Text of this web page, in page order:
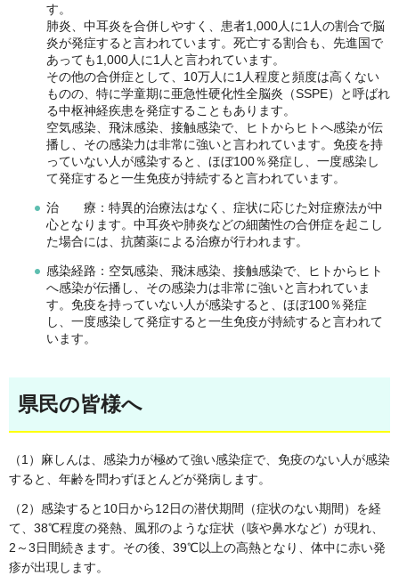
す。
肺炎、中耳炎を合併しやすく、患者1,000人に1人の割合で脳
炎が発症すると言われています。死亡する割合も、先進国で
あっても1,000人に1人と言われています。
その他の合併症として、10万人に1人程度と頻度は高くない
ものの、特に学童期に亜急性硬化性全脳炎（SSPE）と呼ばれ
る中枢神経疾患を発症することもあります。
空気感染、飛沫感染、接触感染で、ヒトからヒトへ感染が伝
播し、その感染力は非常に強いと言われています。免疫を持
っていない人が感染すると、ほぼ100％発症し、一度感染し
て発症すると一生免疫が持続すると言われています。
治 療：特異的治療法はなく、症状に応じた対症療法が中
心となります。中耳炎や肺炎などの細菌性の合併症を起こし
た場合には、抗菌薬による治療が行われます。
感染経路：空気感染、飛沫感染、接触感染で、ヒトからヒト
へ感染が伝播し、その感染力は非常に強いと言われていま
す。免疫を持っていない人が感染すると、ほぼ100％発症
し、一度感染して発症すると一生免疫が持続すると言われて
います。
県民の皆様へ
（1）麻しんは、感染力が極めて強い感染症で、免疫のない人が感染
すると、年齢を問わずほとんどが発病します。
（2）感染すると10日から12日の潜伏期間（症状のない期間）を経
て、38℃程度の発熱、風邪のような症状（咳や鼻水など）が現れ、
2～3日間続きます。その後、39℃以上の高熱となり、体中に赤い発
疹が出現します。